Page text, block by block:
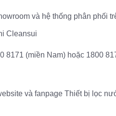
và hệ thống phân phối
Cleansui
8171 (miền Nam) hoặc 1800
và fanpage Thiết bị lọc